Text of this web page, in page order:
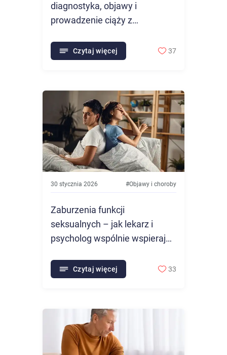
diagnostyka, objawy i
prowadzenie ciąży z
glukozyCzytaj więcej 37
30 stycznia 2026 #Objawy i choroby
Zaburzenia funkcji
seksualnych – jak lekarz i
psycholog wspólnie wspierają
Czytaj więcej 33